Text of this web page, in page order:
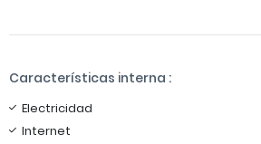
Características interna :
Electricidad
Internet